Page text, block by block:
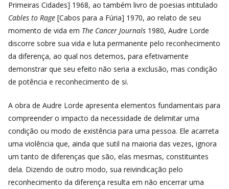
Primeiras Cidades] 1968, ao também livro de poesias intitulado
Cables to Rage [Cabos para a Fúria] 1970, ao relato de seu
momento de vida em The Cancer Journals 1980, Audre Lorde
discorre sobre sua vida e luta permanente pelo reconhecimento
da diferença, ao qual nos detemos, para efetivamente
demonstrar que seu efeito não seria a exclusão, mas condição
de potência e reconhecimento de si.
A obra de Audre Lorde apresenta elementos fundamentais para
compreender o impacto da necessidade de delimitar uma
condição ou modo de existência para uma pessoa. Ele acarreta
uma violência que, ainda que sutil na maioria das vezes, ignora
um tanto de diferenças que são, elas mesmas, constituintes
dela. Dizendo de outro modo, sua reivindicação pelo
reconhecimento da diferença resulta em não encerrar uma